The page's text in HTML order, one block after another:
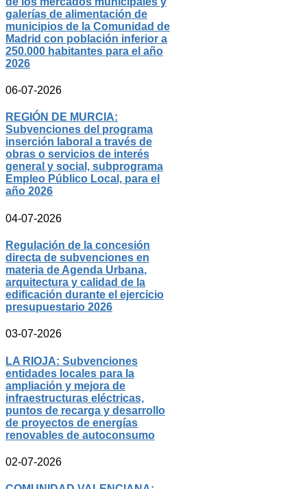
galerías de alimentación de
municipios de la Comunidad de
Madrid con población inferior a
250.000 habitantes para el año
2026
06-07-2026
REGIÓN DE MURCIA:
Subvenciones del programa
inserción laboral a través de
obras o servicios de interés
general y social, subprograma
Empleo Público Local, para el
año 2026
04-07-2026
Regulación de la concesión
directa de subvenciones en
materia de Agenda Urbana,
arquitectura y calidad de la
edificación durante el ejercicio
presupuestario 2026
03-07-2026
LA RIOJA: Subvenciones
entidades locales para la
ampliación y mejora de
infraestructuras eléctricas,
puntos de recarga y desarrollo
de proyectos de energías
renovables de autoconsumo
02-07-2026